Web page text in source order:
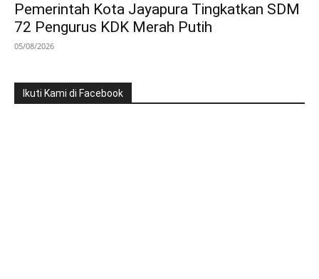
Pemerintah Kota Jayapura Tingkatkan SDM
72 Pengurus KDK Merah Putih
05/08/2026
Ikuti Kami di Facebook